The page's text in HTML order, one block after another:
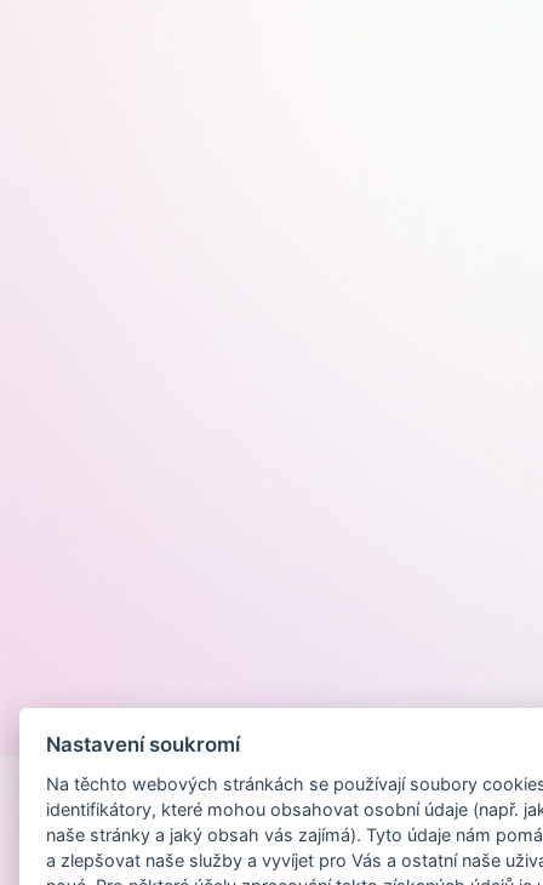
Nastavení soukromí
Na těchto webových stránkách se používají soubory
identifikátory, které mohou obsahovat osobní údaje (např.
naše stránky a jaký obsah vás zajímá). Tyto údaje nám
a zlepšovat naše služby a vyvíjet pro Vás a ostatní naše